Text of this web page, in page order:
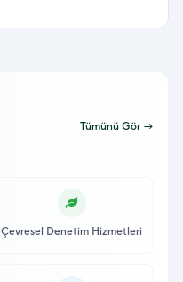
Tümünü Gör →
Çevresel Denetim Hizmetleri